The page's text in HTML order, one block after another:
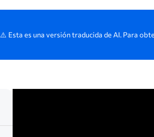
⚠️ Esta es una versión traducida de AI. Para